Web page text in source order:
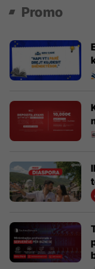
Promo